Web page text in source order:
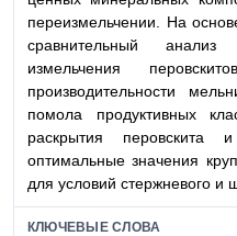
переизмельчении. На
сравнительный
измельчения
производительности
помола продуктивных
раскрытия перовскита
оптимальные значения
для условий стержневого и
КЛЮЧЕВЫЕ СЛОВА